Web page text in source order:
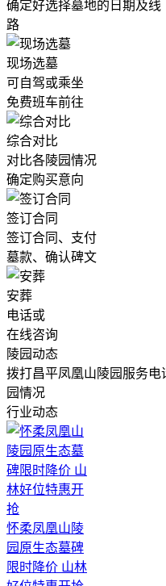
确定好选择墓地的日期及线
路
现场选墓
可自驾或乘坐
免费班车前往
综合对比
对比各陵园情况
确定购买意向
签订合同
签订合同、支付
墓款、确认碑文
安葬
电话或
在线咨询
陵园动态
拨打昌平凤凰山陵园服务电
园情况
行业动态
怀柔凤凰山陵
园原生态墓碑
限时降价 山林